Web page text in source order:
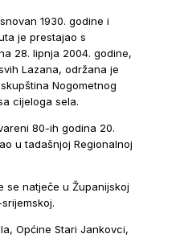
1930. godine i
je prestajao s
28. lipnja 2004. godine,
Lazana, održana je
Nogometnog
cijeloga sela.
80-ih godina 20.
u tadašnjoj Regionalnoj
se natječe u Županijskoj
Općine Stari Jankovci,